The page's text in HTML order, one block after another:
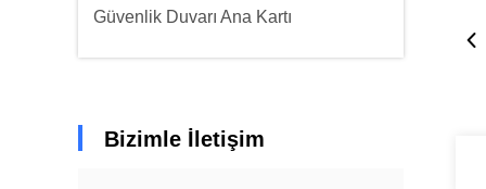
Güvenlik Duvarı Ana Kartı
Bizimle İletişim